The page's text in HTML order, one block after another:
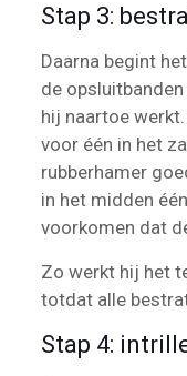
Stap 3:
Daarna begint
de
hij naartoe
voor één in het
rubberhamer
in het midden
voorkomen dat
Zo werkt hij het
totdat alle
Stap 4: